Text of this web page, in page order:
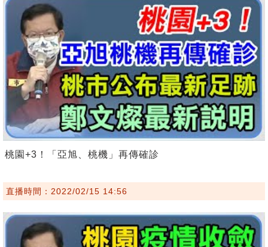
桃園+3！「亞旭、桃機」再傳確診
直播時間：2022/02/15 14:56